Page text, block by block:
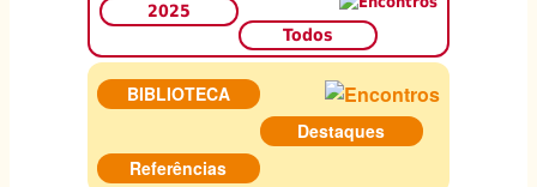
2025
Todos
BIBLIOTECA
Destaques
Referências